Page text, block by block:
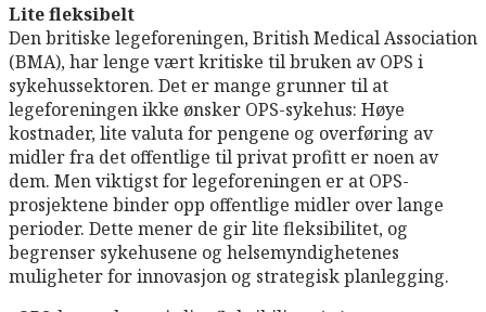
Lite fleksibelt
Den britiske legeforeningen, British Medical Association
(BMA), har lenge vært kritiske til bruken av OPS i
sykehussektoren. Det er mange grunner til at
legeforeningen ikke ønsker OPS-sykehus: Høye
kostnader, lite valuta for pengene og overføring av
midler fra det offentlige til privat profitt er noen av
dem. Men viktigst for legeforeningen er at OPS-
prosjektene binder opp offentlige midler over lange
perioder. Dette mener de gir lite fleksibilitet, og
begrenser sykehusene og helsemyndighetenes
muligheter for innovasjon og strategisk planlegging.